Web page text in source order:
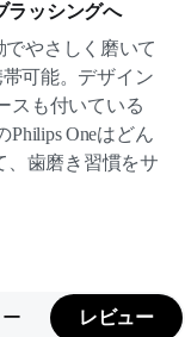
ラッシングへ
でやさしく磨いて
可能。デザイン
スも付いている
Oneはどん
歯磨き習慣をサ
レビュー